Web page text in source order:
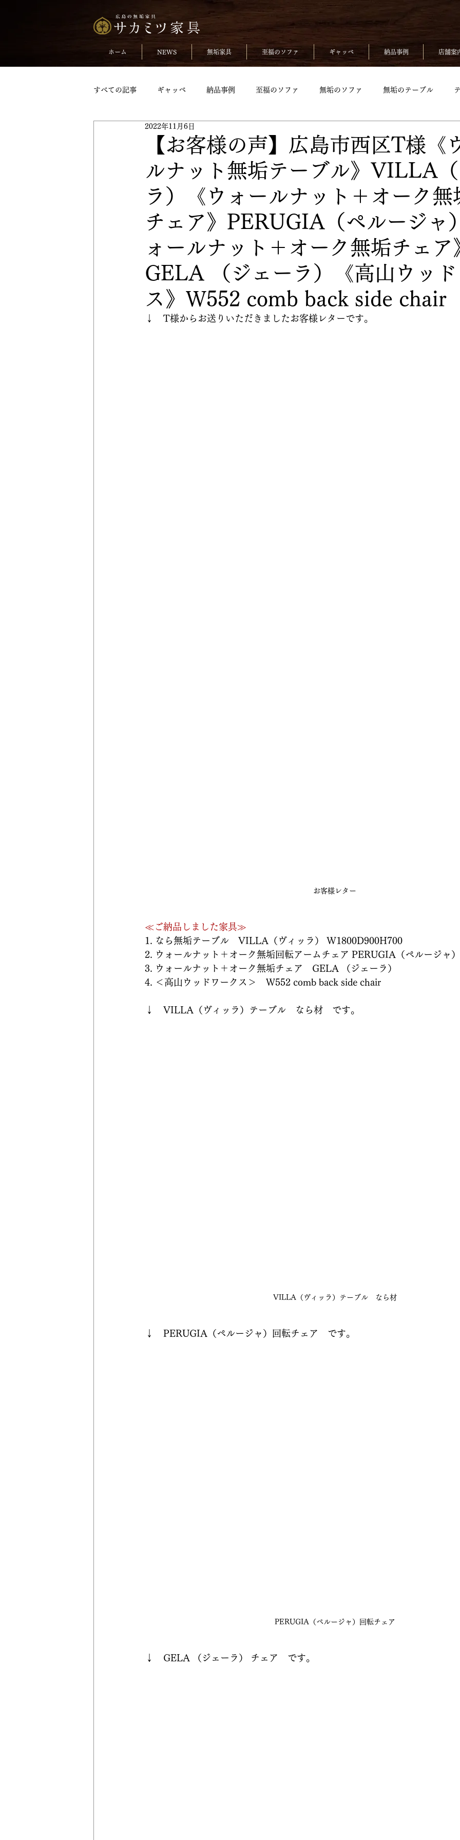
ホーム NEWS 無垢家具 至福のソファ ギャッベ 納品事例 店舗案
すべての記事 ギャッベ 納品事例 至福のソファ 無垢のソファ 無垢のテーブル
無垢のチェア おしらせ
TVボードpickup 収納家具pickup 無垢のチェアpickup 無垢のベッドpickup ギャッ
変形テーブル 変形テーブルpickup
【お客様の声】広島市西区T様《
ルナット無垢テーブル》VILLA
ラ）《ウォールナット＋オーク無
チェア》PERUGIA（ペルージャ
ォールナット＋オーク無垢チェア
GELA （ジェーラ）《高山ウッ
ス》Ｗ552 comb back side chair
2022年11月6日
↓　T様からお送りいただきましたお客様レターです。
お客様レター
≪ご納品しました家具≫
1. なら無垢テーブル　VILLA（ヴィッラ） W1800D900H700
2. ウォールナット＋オーク無垢回転アームチェア PERUGIA（ペルージャ）
3. ウォールナット＋オーク無垢チェア　GELA （ジェーラ）
4. ＜高山ウッドワークス＞　Ｗ552 comb back side chair
↓　VILLA（ヴィッラ）テーブル　なら材　です。
VILLA（ヴィッラ）テーブル　なら材
↓　PERUGIA（ペルージャ）回転チェア　です。
PERUGIA（ペルージャ）回転チェア
↓　GELA （ジェーラ） チェア　です。